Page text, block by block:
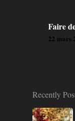
Faire
22 mars
Recently